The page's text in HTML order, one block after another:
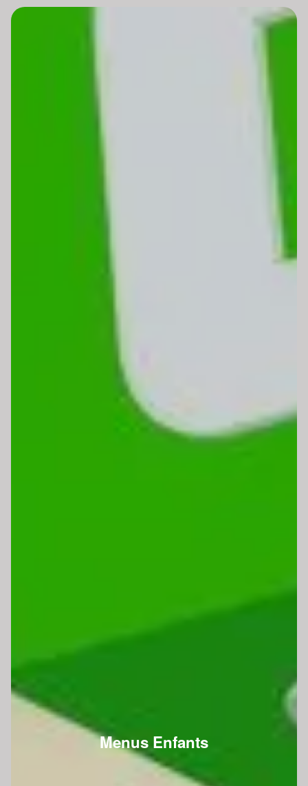
Menus Enfants